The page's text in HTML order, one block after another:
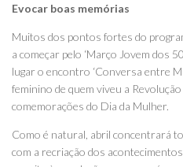
Evocar boas memórias
Muitos dos pontos fortes do
a começar pelo ‘Março Jovem dos
lugar o encontro ‘Conversa entre
feminino de quem viveu a
comemorações do Dia da Mulher.
Como é natural, abril concentrará
com a recriação dos